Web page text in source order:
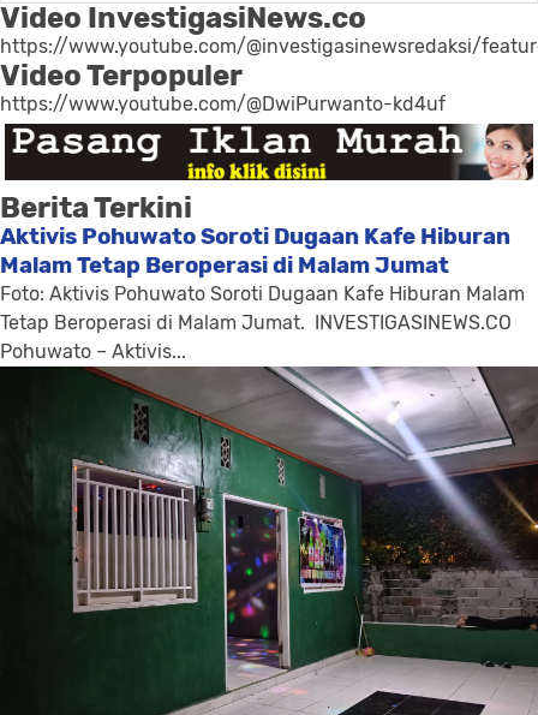
Video InvestigasiNews.co
https://www.youtube.com/@investigasinewsredaksi/
Video Terpopuler
https://www.youtube.com/@DwiPurwanto-kd4uf
Berita Terkini
Aktivis Pohuwato Soroti Dugaan Kafe Hiburan
Malam Tetap Beroperasi di Malam Jumat
Foto: Aktivis Pohuwato Soroti Dugaan Kafe Hiburan Malam
Tetap Beroperasi di Malam Jumat. INVESTIGASINEWS.CO
Pohuwato – Aktivis...